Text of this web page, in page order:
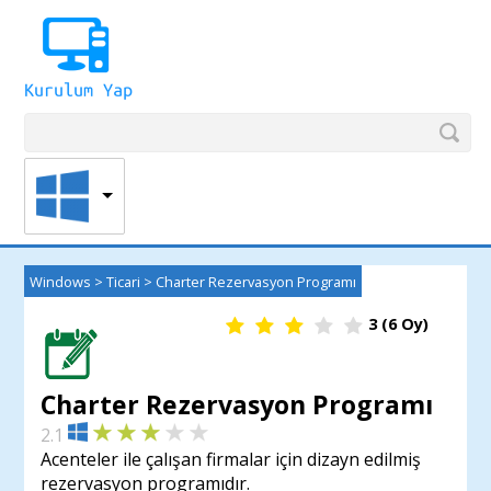
Windows >Ticari > Charter Rezervasyon Programı
3(6Oy)
Charter Rezervasyon Programı
2.1
Acenteler ile çalışan firmalar için dizayn edilmiş
rezervasyon programıdır.